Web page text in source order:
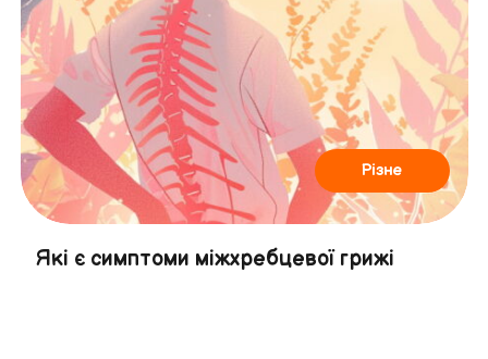
Різне
Які є симптоми міжхребцевої грижі